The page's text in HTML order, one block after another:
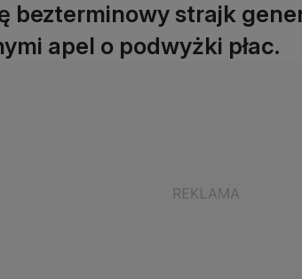
bezterminowy strajk
apel o podwyżki płac.